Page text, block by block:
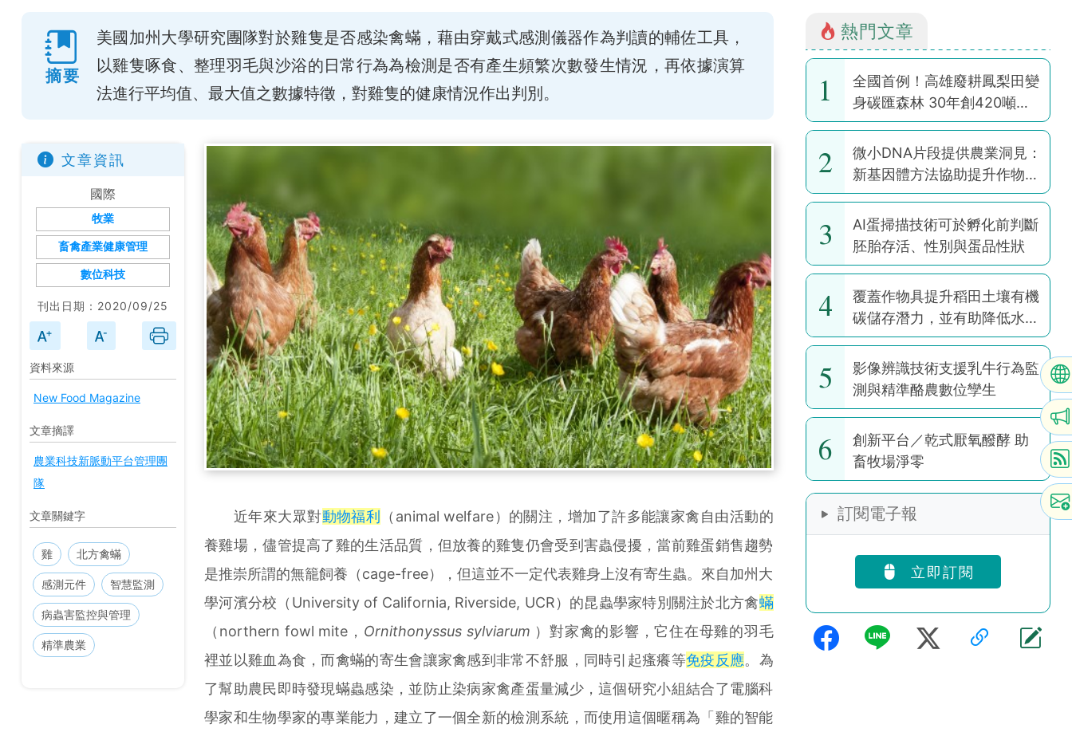
摘要
美國加州大學研究團隊對於雞隻是否感染禽蟎，藉由穿戴式感測儀器作為判讀的輔佐工具，
以雞隻啄食、整理羽毛與沙浴的日常行為為檢測是否有產生頻繁次數發生情況，再依據演算
法進行平均值、最大值之數據特徵，對雞隻的健康情況作出判別。
文章資訊
國際
牧業
畜禽產業健康管理
數位科技
刊出日期：2020/09/25
資料來源
New Food Magazine
文章摘譯
農業科技新脈動平台管理團
隊
文章關鍵字
雞 北方禽蟎
感測元件 智慧監測
病蟲害監控與管理
精準農業
近年來大眾對動物福利 （animal welfare）的關注，增加了許多能讓家禽自由活動的
養雞場，儘管提高了雞的生活品質，但放養的雞隻仍會受到害蟲侵擾，當前雞蛋銷售趨勢
是推崇所謂的無籠飼養（cage-free），但這並不一定代表雞身上沒有寄生蟲。來自加州大
學河濱分校（University of California, Riverside, UCR）的昆蟲學家特別關注於北方禽蟎
（northern fowl mite， Ornithonyssus sylviarum ）對家禽的影響，它住在母雞的羽毛
裡並以雞血為食，而禽蟎的寄生會讓家禽感到非常不舒服，同時引起瘙癢等免疫反應。為
了幫助農民即時發現蟎蟲感染，並防止染病家禽產蛋量減少，這個研究小組結合了電腦科
學家和生物學家的專業能力，建立了一個全新的檢測系統，而使用這個暱稱為「雞的智能
熱門文章
1
全國首例！高雄廢耕鳳梨田變
身碳匯森林 30年創420噸碳
權
2
微小DNA片段提供農業洞見：
新基因體方法協助提升作物韌
性
3
AI蛋掃描技術可於孵化前判斷
胚胎存活、性別與蛋品性狀
4
覆蓋作物具提升稻田土壤有機
碳儲存潛力，並有助降低水稻
耕作全球暖化潛勢
5
影像辨識技術支援乳牛行為監
測與精準酪農數位孿生
6
創新平台／乾式厭氧醱酵 助
畜牧場淨零
訂閱電子報
立即訂閱